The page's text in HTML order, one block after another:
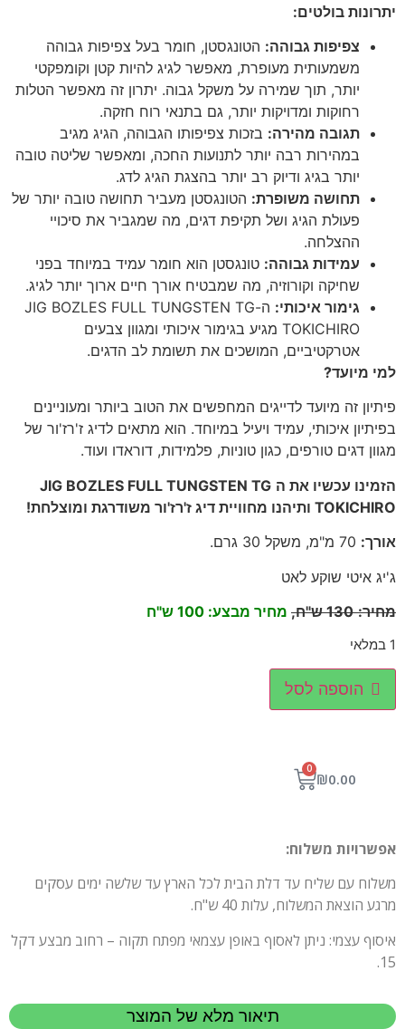
יתרונות בולטים:
צפיפות גבוהה: הטונגסטן, חומר בעל צפיפות גבוהה
משמעותית מעופרת, מאפשר לגיג להיות קטן וקומפקטי
יותר, תוך שמירה על משקל גבוה. יתרון זה מאפשר הטלות
רחוקות ומדויקות יותר, גם בתנאי רוח חזקה.
תגובה מהירה: בזכות צפיפותו הגבוהה, הגיג מגיב
במהירות רבה יותר לתנועות החכה, ומאפשר שליטה טובה
יותר בגיג ודיוק רב יותר בהצגת הגיג לדג.
תחושה משופרת: הטונגסטן מעביר תחושה טובה יותר של
פעולת הגיג ושל תקיפת דגים, מה שמגביר את סיכויי
ההצלחה.
עמידות גבוהה: טונגסטן הוא חומר עמיד במיוחד בפני
שחיקה וקורוזיה, מה שמבטיח אורך חיים ארוך יותר לגיג.
גימור איכותי:
ה-JIG BOZLES FULL TUNGSTEN TG
TOKICHIRO מגיע בגימור איכותי ומגוון צבעים
אטרקטיביים, המושכים את תשומת לב הדגים.
למי מיועד?
פיתיון זה מיועד לדייגים המחפשים את הטוב ביותר ומעוניינים
בפיתיון איכותי, עמיד ויעיל במיוחד. הוא מתאים לדיג ז'רז'ור של
מגוון דגים טורפים, כגון טוניות, פלמידות, דוראדו ועוד.
הזמינו עכשיו את ה JIG BOZLES FULL TUNGSTEN TG
TOKICHIRO ותיהנו מחוויית דיג ז'רז'ור משודרגת ומוצלחת!
אורך: מ"מ, משקל 30 גרם
.
ג'יג איטי שוקע לאט
מחיר:
130 ש"ח, מחיר מבצע: 100 ש"ח
1 במלאי
הוספה לסל
₪0.00
0
אפשרויות משלוח:
משלוח עם שליח עד דלת הבית לכל הארץ עד שלשה ימים עסקים
מרגע הוצאת המשלוח, עלות 40 ש"ח.
איסוף עצמי: ניתן לאסוף באופן עצמאי מפתח תקוה – רחוב מבצע דקל
15.
תיאור מלא של המוצר